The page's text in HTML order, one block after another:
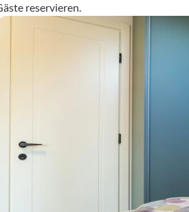
reservieren.